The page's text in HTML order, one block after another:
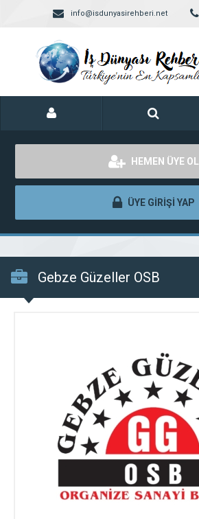
info@isdunyasirehberi.net
HEMEN ÜYE OL
ÜYE GİRİŞİ YAP
Gebze Güzeller OSB